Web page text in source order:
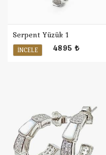
Serpent Yüzük 1
İNCELE 4895 ₺